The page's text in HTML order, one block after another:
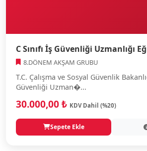
C Sınıfı İş Güvenliği Uzmanlığı
8.DÖNEM AKŞAM GRUBU
T.C. Çalışma ve Sosyal Güvenlik
Güvenliği Uzman�...
30.000,00 ₺ KDV Dahil (%20)
Sepete Ekle